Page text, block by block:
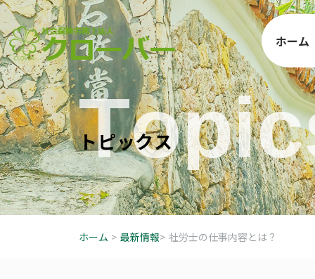
ホーム
Topic
トピックス
ホーム > 最新情報> 社労士の仕事内容とは？